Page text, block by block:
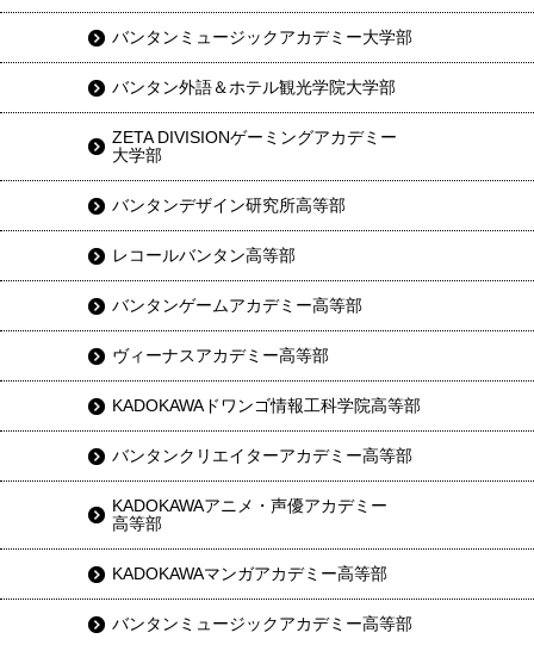
バンタンミュージックアカデミー大学部
バンタン外語＆ホテル観光学院大学部
ZETA DIVISIONゲーミングアカデミー
大学部
バンタンデザイン研究所高等部
レコールバンタン高等部
バンタンゲームアカデミー高等部
ヴィーナスアカデミー高等部
KADOKAWAドワンゴ情報工科学院高等部
バンタンクリエイターアカデミー高等部
KADOKAWAアニメ・声優アカデミー
高等部
KADOKAWAマンガアカデミー高等部
バンタンミュージックアカデミー高等部